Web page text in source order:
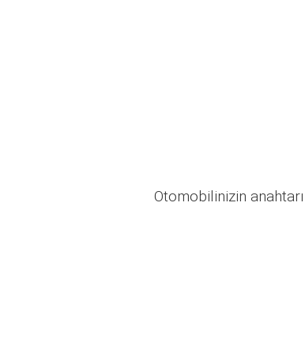
Otomobilinizin